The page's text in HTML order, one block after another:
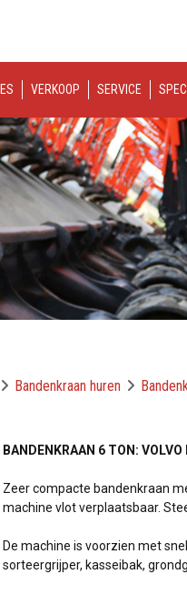
VERKOOP SERVICE
Bandenkraan huren
BANDENKRAAN 6 TON: VOLVO
Zeer compacte bandenkraan
machine vlot verplaatsbaar.
De machine is voorzien met
sorteergrijper, kasseibak,